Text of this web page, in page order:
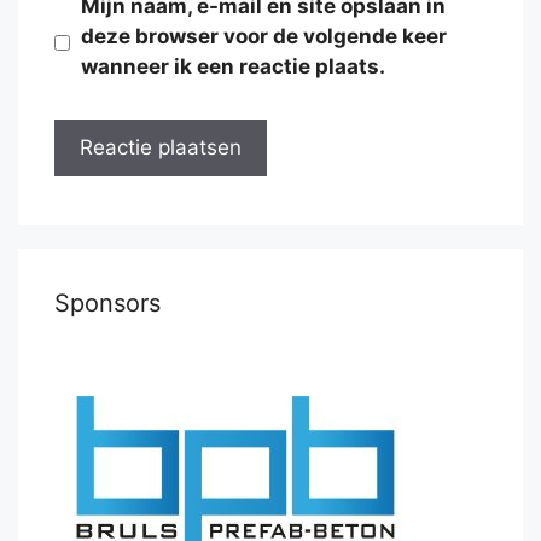
Mijn naam, e-mail en site opslaan in
deze browser voor de volgende keer
wanneer ik een reactie plaats.
Sponsors